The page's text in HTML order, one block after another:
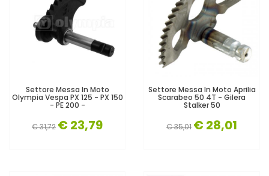
Settore Messa In Moto
Olympia Vespa PX 125 - PX 150
- PE 200 -
€ 31,72 € 23,79
Settore Messa In Moto Aprilia
Scarabeo 50 4T - Gilera
Stalker 50
€ 35,01 € 28,01